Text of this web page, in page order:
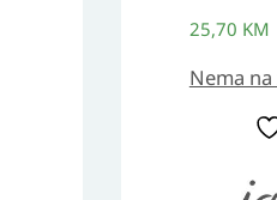
25,70 KM
Nema